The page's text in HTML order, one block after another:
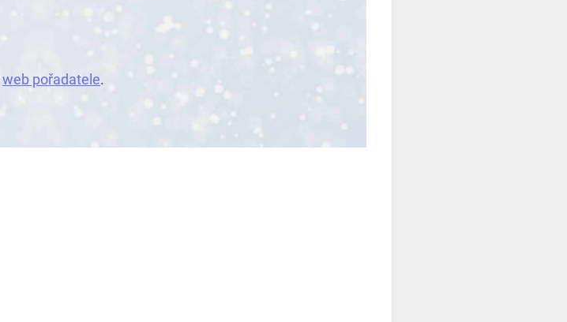
web pořadatele.